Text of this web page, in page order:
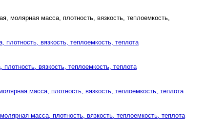
молярная масса, плотность, вязкость, теплоемкость,
вязкость, теплоемкость, теплота
вязкость, теплоемкость, теплота
масса, плотность, вязкость, теплоемкость, теплота
масса, плотность, вязкость, теплоемкость, теплота